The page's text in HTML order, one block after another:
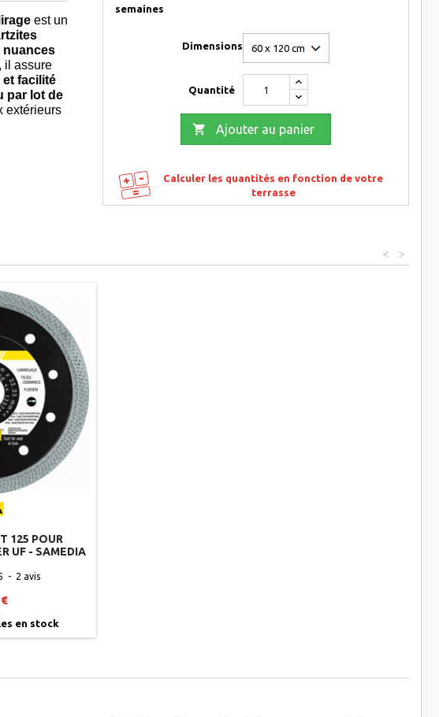
est un
nuances
il assure
et facilité
par lot de
extérieurs
semaines
Dimensions
Quantité
 Ajouter au panier
Calculer les quantités en fonction de votre
terrasse
>
<
125 POUR
UF - SAMEDIA
- 2 avis
en stock